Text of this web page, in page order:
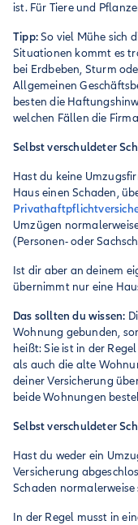
ist. Für Tiere und
Tipp:So viel Mühe sich
Situationen kommt es
bei Erdbeben, Sturm
Allgemeinen
besten die
welchen Fällen die
Selbst verschuldeter
Hast du keine
Haus einen Schaden,
Umzügen
(Personen- oder
Ist dir aber an deinem
übernimmt nur eine
Das sollten du wissen:
Wohnung gebunden,
heißt: Sie ist in der
als auch die alte
deiner Versicherung
beide Wohnungen
Selbst verschuldeter
Hast du weder ein
Versicherung
Schaden
In der Regel musst in